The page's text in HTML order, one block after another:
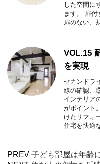
した空間に
ます。 扉
扉のない、
VOL.15
を実現
セカンドラ
線の確認、
インテリア
がポイント
けたリフォ
住宅を快適
PREV 子ども部屋は年齢